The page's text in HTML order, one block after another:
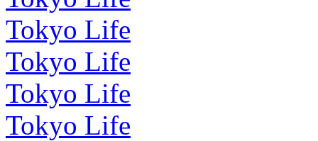
Tokyo Life
Tokyo Life
Tokyo Life
Tokyo Life